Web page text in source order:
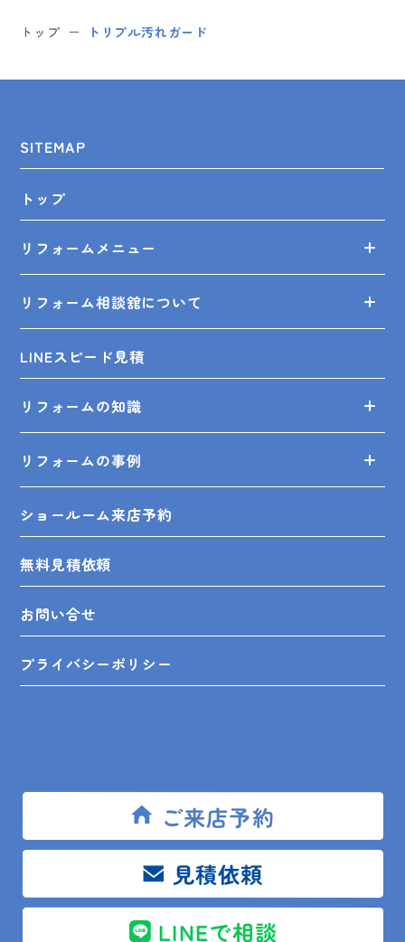
ご来店予約
見積依頼
LINEで相談
トップ トリプル汚れガード
SITEMAP
トップ
リフォームメニュー
リフォーム相談舘について
LINEスピード見積
リフォームの知識
リフォームの事例
ショールーム来店予約
無料見積依頼
お問い合せ
プライバシーポリシー
木更津店 〒292-0055 木更津市朝日3-10-9
〒294-0054 館山市湊510-1
鴨川店 〒296-0001 鴨川市横渚283-1